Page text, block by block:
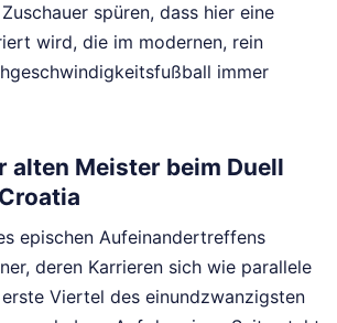
spüren, dass hier eine
wird, die im modernen, rein
immer
alten Meister beim Duell
epischen Aufeinandertreffens
deren Karrieren sich wie parallele
Viertel des einundzwanzigsten